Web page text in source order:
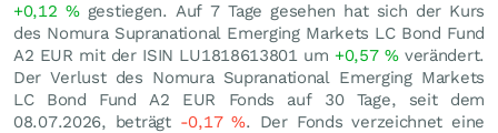
+0,12 %gestiegen. Auf 7 Tage gesehen hat sich der Kurs
des Nomura Supranational Emerging Markets LC Bond Fund
A2 EUR mit der ISIN LU1818613801 um +0,57 %verändert.
Der Verlust des Nomura Supranational Emerging Markets
LC Bond Fund A2 EUR Fonds auf 30 Tage, seit dem
08.07.2026, beträgt -0,17%. Der Fonds verzeichnet eine